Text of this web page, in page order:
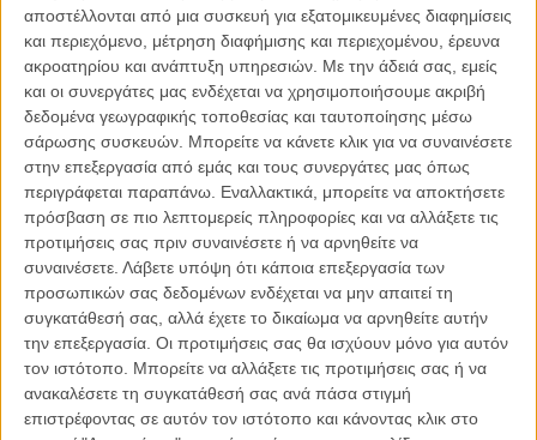
αποστέλλονται από μια συσκευή για εξατομικευμένες διαφημίσεις
και περιεχόμενο, μέτρηση διαφήμισης και περιεχομένου, έρευνα
ακροατηρίου και ανάπτυξη υπηρεσιών. Με την άδειά σας, εμείς
και οι συνεργάτες μας ενδέχεται να χρησιμοποιήσουμε ακριβή
δεδομένα γεωγραφικής τοποθεσίας και ταυτοποίησης μέσω
σάρωσης συσκευών. Μπορείτε να κάνετε κλικ για να συναινέσετε
στην επεξεργασία από εμάς και τους συνεργάτες μας όπως
περιγράφεται παραπάνω. Εναλλακτικά, μπορείτε να αποκτήσετε
πρόσβαση σε πιο λεπτομερείς πληροφορίες και να αλλάξετε τις
προτιμήσεις σας πριν συναινέσετε ή να αρνηθείτε να
συναινέσετε. Λάβετε υπόψη ότι κάποια επεξεργασία των
προσωπικών σας δεδομένων ενδέχεται να μην απαιτεί τη
συγκατάθεσή σας, αλλά έχετε το δικαίωμα να αρνηθείτε αυτήν
την επεξεργασία. Οι προτιμήσεις σας θα ισχύουν μόνο για αυτόν
τον ιστότοπο. Μπορείτε να αλλάξετε τις προτιμήσεις σας ή να
ανακαλέσετε τη συγκατάθεσή σας ανά πάσα στιγμή
επιστρέφοντας σε αυτόν τον ιστότοπο και κάνοντας κλικ στο
Ευριδίκη ΒΑ 2037(1975)
Υπόθεση /Η Ευριδίκη ζει φυλακισμένη σ’ ένα σπίτι – Αδη – σε μια
χώρα με δικτατορικό καθεστώς. Περιμένει να την μεταφέρουν
«κάπου αλλού» γιατί η φυλάκισή της σ’ αυτό το χώρο τελείωσε. Ο
κρατικός εγκέφαλος όμως που προγραμματίζει τις μετακινήσεις, την